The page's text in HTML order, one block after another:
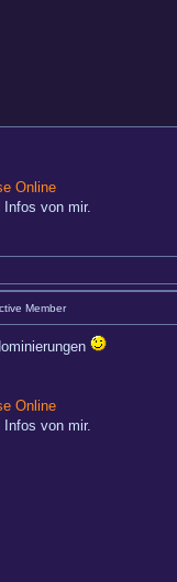
Online
von mir.
Member
Online
von mir.